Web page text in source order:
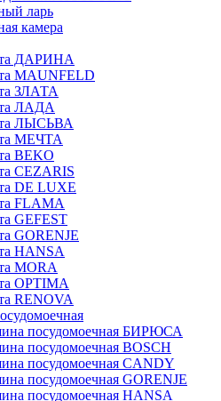
ларь
камера
ДАРИНА
MAUNFELD
ЗЛАТА
ЛАДА
ЛЫСЬВА
МЕЧТА
BEKO
CEZARIS
DE LUXE
FLAMA
GEFEST
GORENJE
HANSA
MORA
OPTIMA
RENOVA
посудомоечная БИРЮСА
посудомоечная BOSCH
посудомоечная CANDY
посудомоечная GORENJE
посудомоечная HANSA